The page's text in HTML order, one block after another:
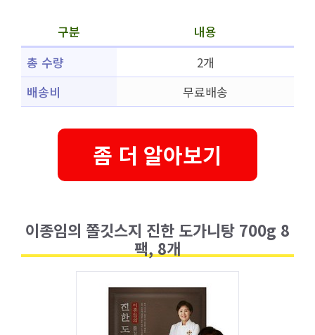
구분
내용
총 수량
2개
배송비
무료배송
좀 더 알아보기
이종임의 쫄깃스지 진한 도가니탕 700g 8
팩, 8개